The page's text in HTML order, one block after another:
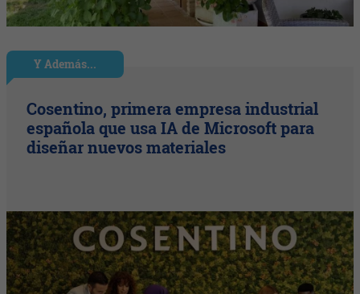
Y Además...
Cosentino, primera empresa industrial
española que usa IA de Microsoft para
diseñar nuevos materiales